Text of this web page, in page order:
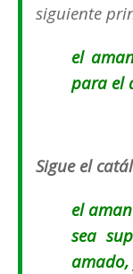
siguiente
el
para el
Sigue el
el
sea